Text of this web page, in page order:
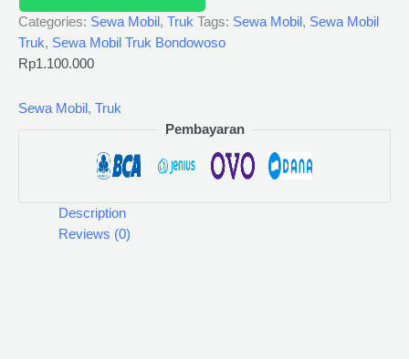
Categories: Sewa Mobil , Truk Tags: Sewa Mobil , Sewa Mobil
Truk, Sewa Mobil Truk Bondowoso
Rp1.100.000
Sewa Mobil, Truk
Pembayaran
Description
Reviews (0)